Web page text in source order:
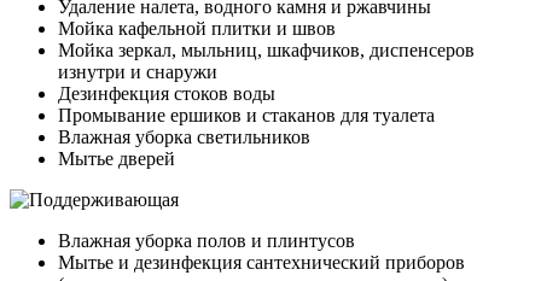
Удаление налета, водного камня и ржавчины
Мойка кафельной плитки и швов
Мойка зеркал, мыльниц, шкафчиков, диспенсеров
изнутри и снаружи
Дезинфекция стоков воды
Промывание ершиков и стаканов для туалета
Влажная уборка светильников
Мытье дверей
Влажная уборка полов и плинтусов
Мытье и дезинфекция сантехнический приборов